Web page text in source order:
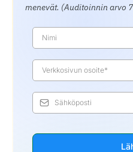
menevät. (Auditoinnin arvo